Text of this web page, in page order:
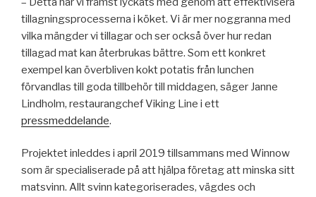
tillagningsprocesserna i köket. Vi är mer noggranna med
vilka mängder vi tillagar och ser också över hur redan
tillagad mat kan återbrukas bättre. Som ett konkret
exempel kan överbliven kokt potatis från lunchen
förvandlas till goda tillbehör till middagen, säger Janne
Lindholm, restaurangchef Viking Line i ett
pressmeddelande.
Projektet inleddes i april 2019 tillsammans med Winnow
som är specialiserade på att hjälpa företag att minska sitt
matsvinn. Allt svinn kategoriserades, vägdes och